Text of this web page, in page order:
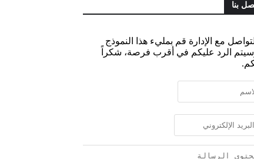
بنا
مع الإدارة قم بمليء هذا النموذج
الرد عليكم في أقرب فرصة، شكراً